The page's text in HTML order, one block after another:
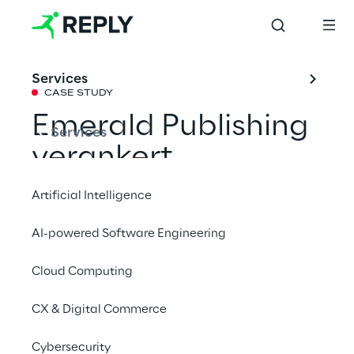
Services
Services
Artificial Intelligence
AI-powered Software Engineering
Cloud Computing
CX & Digital Commerce
Cybersecurity
CASE STUDY
Emerald Publishing
verankert
Nachhaltigkeit in
seiner Cloud-
ie
Gemeinsam mit Solidsoft Reply und